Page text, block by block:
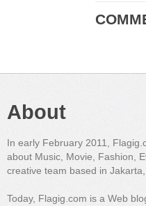
About
In early February 2011,
about Music, Movie, Fashion,
creative team based in Jakarta,
Today, Flagig.com is a Web